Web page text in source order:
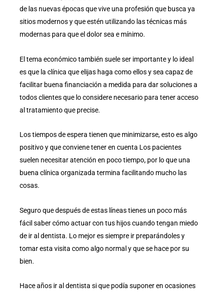
de las nuevas épocas que vive una profesión que busca ya
sitios modernos y que estén utilizando las técnicas más
modernas para que el dolor sea e mínimo.
El tema económico también suele ser importante y lo ideal
es que la clínica que elijas haga como ellos y sea capaz de
facilitar buena financiación a medida para dar soluciones a
todos clientes que lo considere necesario para tener acceso
al tratamiento que precise.
Los tiempos de espera tienen que minimizarse, esto es algo
positivo y que conviene tener en cuenta Los pacientes
suelen necesitar atención en poco tiempo, por lo que una
buena clínica organizada termina facilitando mucho las
cosas.
Seguro que después de estas líneas tienes un poco más
fácil saber cómo actuar con tus hijos cuando tengan miedo
de ir al dentista. Lo mejor es siempre ir preparándoles y
tomar esta visita como algo normal y que se hace por su
bien.
Hace años ir al dentista si que podía suponer en ocasiones